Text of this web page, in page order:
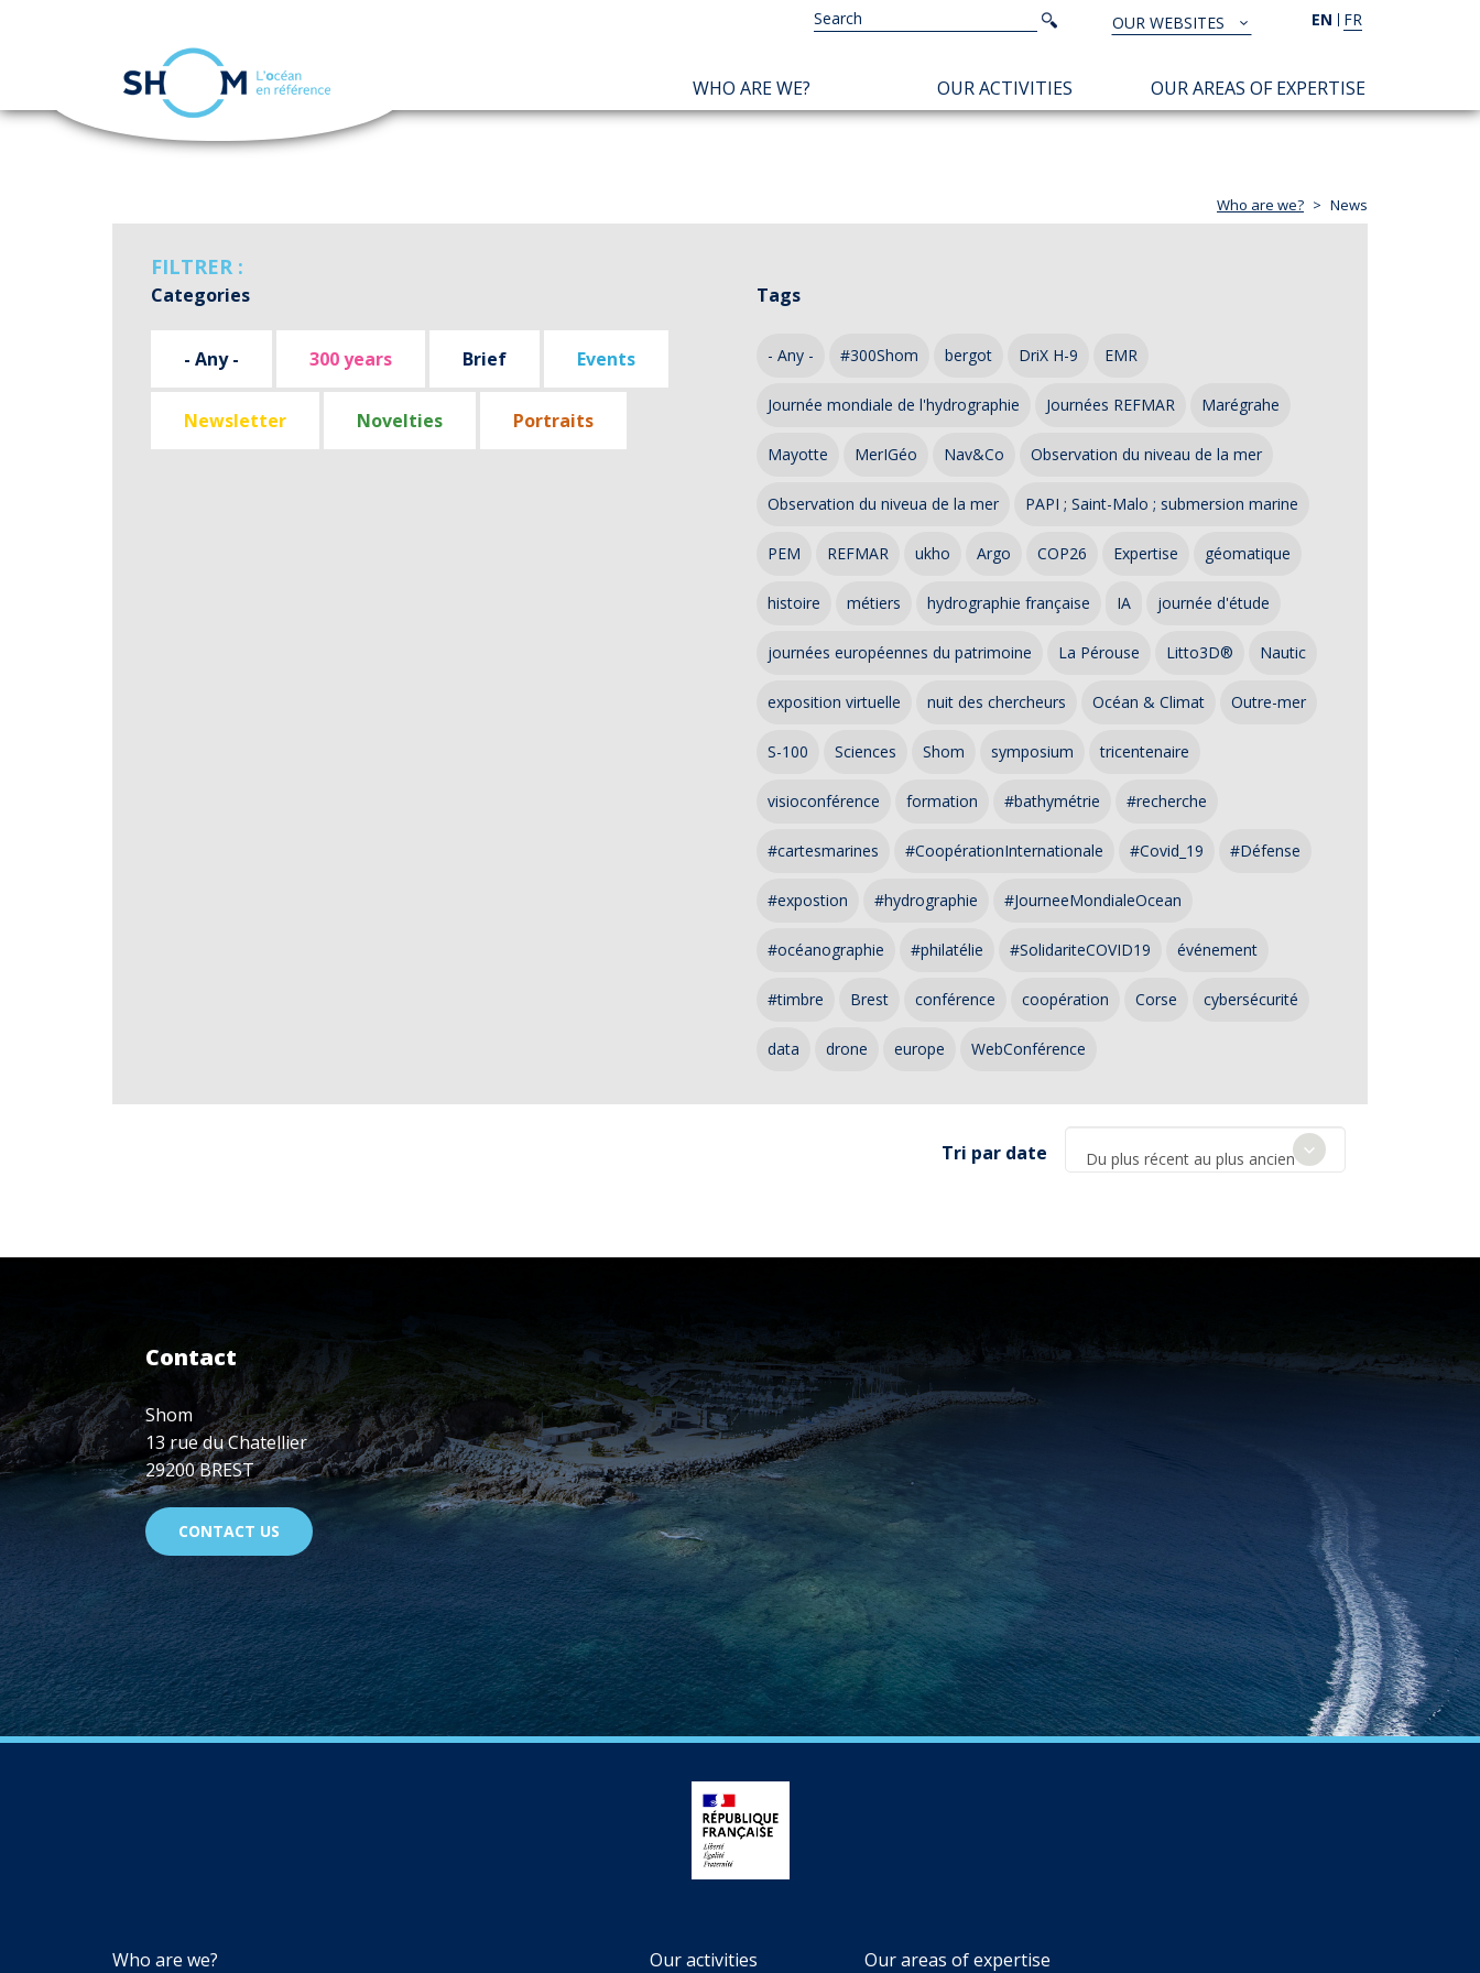
Skip
EN FR
TOUS
NOS
SITES
OUR WEBSITES
Search
Search
NAVIGATION
PRINCIPALE
WHO ARE WE? OUR ACTIVITIES OUR AREAS OF EXPERTISE
Who are we? News
FILTRER :
Categories
- Any - 300 years Brief Events
Newsletter Novelties Portraits
Tags
- Any - #300Shom bergot DriX H-9 EMR
Journée mondiale de l'hydrographie Journées REFMAR Marégrahe
Mayotte MerIGéo Nav&Co Observation du niveau de la mer
Observation du niveua de la mer PAPI ; Saint-Malo ; submersion marine
PEM REFMAR ukho Argo COP26 Expertise géomatique
histoire métiers hydrographie française IA journée d'étude
journées européennes du patrimoine La Pérouse Litto3D® Nautic
exposition virtuelle nuit des chercheurs Océan & Climat Outre-mer
S-100 Sciences Shom symposium tricentenaire
visioconférence formation #bathymétrie #recherche
#cartesmarines #CoopérationInternationale #Covid_19 #Défense
#expostion #hydrographie #JourneeMondialeOcean
#océanographie #philatélie #SolidariteCOVID19 événement
#timbre Brest conférence coopération Corse cybersécurité
data drone europe WebConférence
Tri par date Du plus récent au plus ancien
Contact
Shom
13 rue du Chatellier
29200 BREST
CONTACT US
NAVIGATION
Who are we? Our activities Our areas of expertise